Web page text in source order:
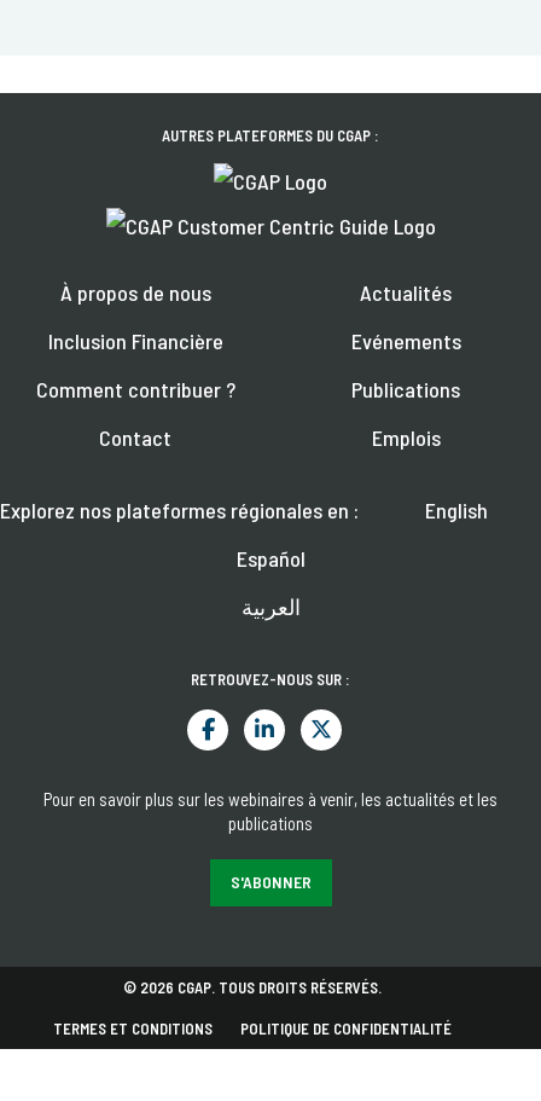
AUTRES PLATEFORMES DU CGAP :
À propos de nous
Inclusion Financière
Comment contribuer ?
Contact
Actualités
Evénements
Publications
Emplois
Explorez nos plateformes régionales en :
English
Español
العربية
RETROUVEZ-NOUS SUR :
Pour en savoir plus sur les webinaires à venir, les actualités et les
publications
S'ABONNER
© 2026 CGAP. TOUS DROITS RÉSERVÉS.
TERMES ET CONDITIONS POLITIQUE DE CONFIDENTIALITÉ